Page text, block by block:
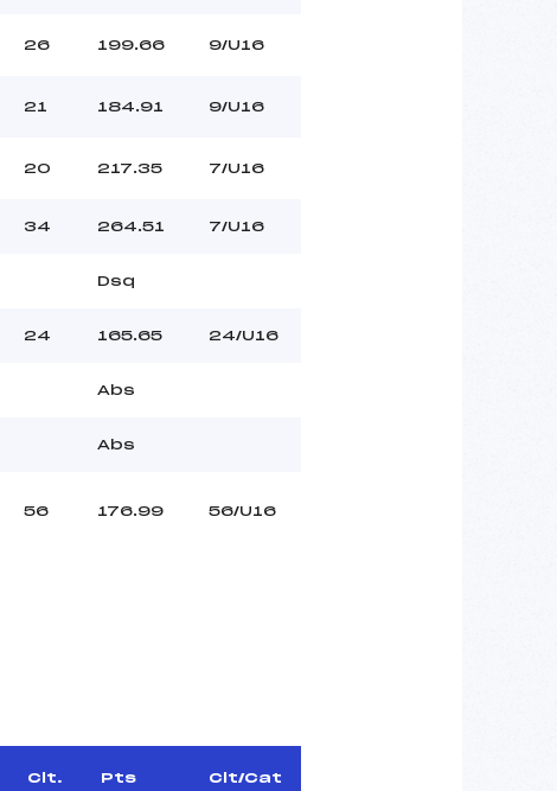
26 199.66 9/U16
21 184.91 9/U16
20 217.35 7/U16
34 264.51 7/U16
Dsq
24 165.65 24/U16
Abs
Abs
56 176.99 56/U16
Clt. Pts Clt/Cat